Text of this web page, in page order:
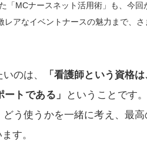
「MCナースネット活用術」も、今
レアなイベントナースの魅力まで、
のは、
「看護師という資格
トである」
ということです。
う使うかを一緒に考え、最
す。